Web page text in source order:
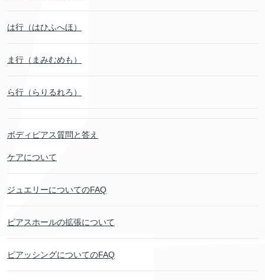
は行（はひふへほ）
ま行（まみむめも）
ら行（らりるれろ）
ボディピアス質問と答え
ケアについて
ジュエリーについてのFAQ
ピアスホールの拡張について
ピアッシングについてのFAQ